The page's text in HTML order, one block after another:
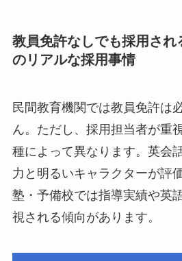
教員免許なしでも採用され
のリアルな採用事情
民間教育機関では教員免許は
ん。ただし、採用担当者が重
種によって異なります。英会
力と明るいキャラクターが評
塾・予備校では指導実績や英
視される傾向があります。